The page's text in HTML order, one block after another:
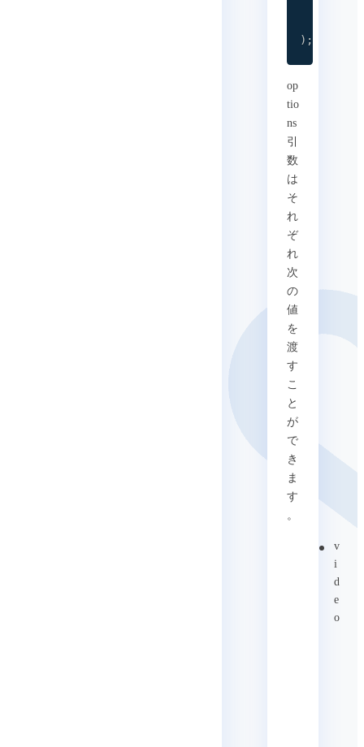
) ;
op
tio
ns
引
数
は
そ
れ
ぞ
れ
次
の
値
を
渡
す
こ
と
が
で
き
ま
す
。
v
i
d
e
o